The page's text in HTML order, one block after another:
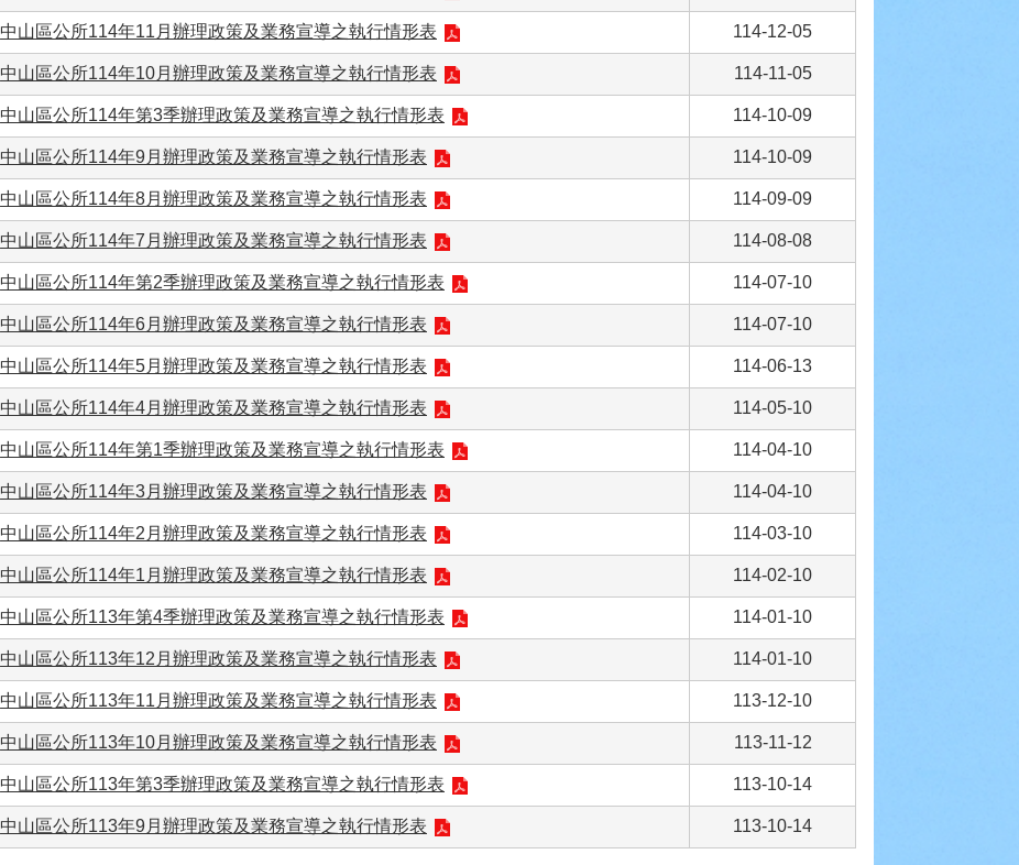
中山區公所114年11月辦理政策及業務宣導之執行情形表 114-12-05
中山區公所114年10月辦理政策及業務宣導之執行情形表 114-11-05
中山區公所114年第3季辦理政策及業務宣導之執行情形表 114-10-09
中山區公所114年9月辦理政策及業務宣導之執行情形表 114-10-09
中山區公所114年8月辦理政策及業務宣導之執行情形表 114-09-09
中山區公所114年7月辦理政策及業務宣導之執行情形表 114-08-08
中山區公所114年第2季辦理政策及業務宣導之執行情形表 114-07-10
中山區公所114年6月辦理政策及業務宣導之執行情形表 114-07-10
中山區公所114年5月辦理政策及業務宣導之執行情形表 114-06-13
中山區公所114年4月辦理政策及業務宣導之執行情形表 114-05-10
中山區公所114年第1季辦理政策及業務宣導之執行情形表 114-04-10
中山區公所114年3月辦理政策及業務宣導之執行情形表 114-04-10
中山區公所114年2月辦理政策及業務宣導之執行情形表 114-03-10
中山區公所114年1月辦理政策及業務宣導之執行情形表 114-02-10
中山區公所113年第4季辦理政策及業務宣導之執行情形表 114-01-10
中山區公所113年12月辦理政策及業務宣導之執行情形表 114-01-10
中山區公所113年11月辦理政策及業務宣導之執行情形表 113-12-10
中山區公所113年10月辦理政策及業務宣導之執行情形表 113-11-12
中山區公所113年第3季辦理政策及業務宣導之執行情形表 113-10-14
中山區公所113年9月辦理政策及業務宣導之執行情形表 113-10-14